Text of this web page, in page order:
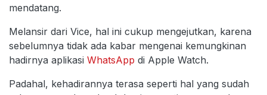
mendatang.
Melansir dari Vice, hal ini cukup mengejutkan, karena
sebelumnya tidak ada kabar mengenai kemungkinan
hadirnya aplikasi WhatsApp di Apple Watch.
Padahal, kehadirannya terasa seperti hal yang sudah